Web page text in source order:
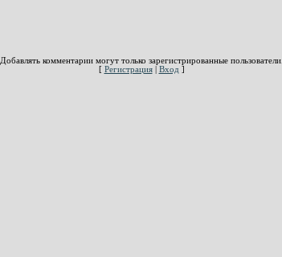
Добавлять комментарии могут только зарегистрированные пользователи.
[ Регистрация| Вход ]